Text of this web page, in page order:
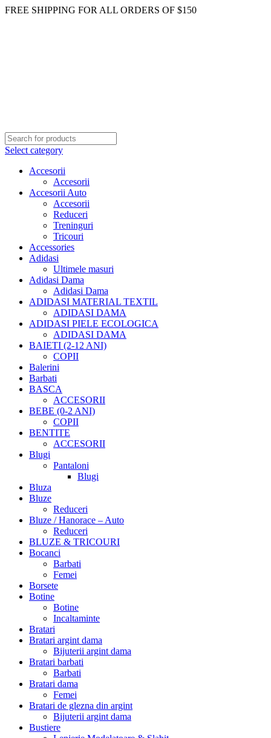
FREE SHIPPING FOR ALL ORDERS OF $150
Select category
Accesorii
Accesorii
Accesorii Auto
Accesorii
Reduceri
Treninguri
Tricouri
Accessories
Adidasi
Ultimele masuri
Adidasi Dama
Adidasi Dama
ADIDASI MATERIAL TEXTIL
ADIDASI DAMA
ADIDASI PIELE ECOLOGICA
ADIDASI DAMA
BAIETI (2-12 ANI)
COPII
Balerini
Barbati
BASCA
ACCESORII
BEBE (0-2 ANI)
COPII
BENTITE
ACCESORII
Blugi
Pantaloni
Blugi
Bluza
Bluze
Reduceri
Bluze / Hanorace – Auto
Reduceri
BLUZE & TRICOURI
Bocanci
Barbati
Femei
Borsete
Botine
Botine
Incaltaminte
Bratari
Bratari argint dama
Bijuterii argint dama
Bratari barbati
Barbati
Bratari dama
Femei
Bratari de glezna din argint
Bijuterii argint dama
Bustiere